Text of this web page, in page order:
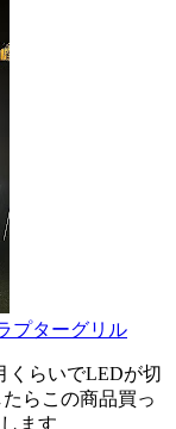
プターグリル
くらいでLEDが切
らこの商品買っ
ます